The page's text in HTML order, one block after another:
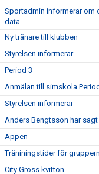
Sportadmin informerar om
data
Ny tränare till klubben
Styrelsen informerar
Period 3
Anmälan till simskola
Styrelsen informerar
Anders Bengtsson har
Appen
Träniningstider för
City Gross kvitton